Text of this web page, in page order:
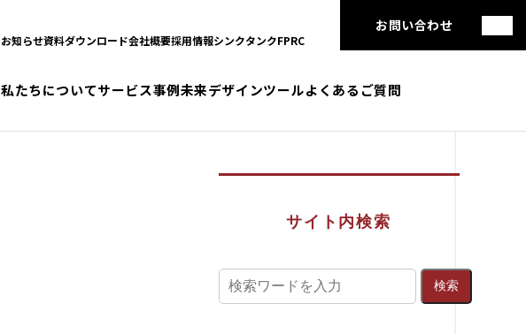
お問い合わせ
お知らせ資料ダウンロード会社概要採用情報シンクタンクFPRC
私たちについてサービス事例未来デザインツールよくあるご質問
サイト内検索